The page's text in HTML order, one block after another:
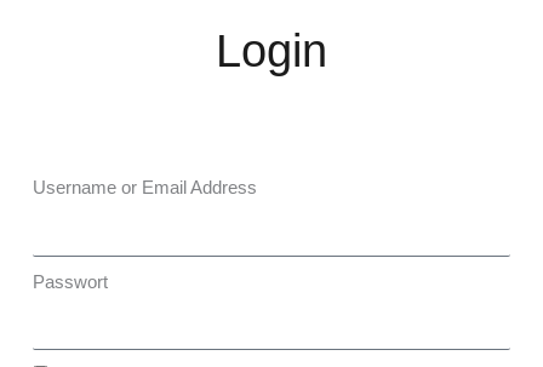
Login
Username or Email Address
Passwort